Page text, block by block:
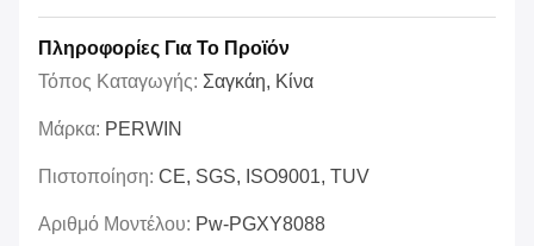
Πληροφορίες Για Το Προϊόν
Τόπος Καταγωγής: Σαγκάη, Κίνα
Μάρκα: PERWIN
Πιστοποίηση: CE, SGS, ISO9001, TUV
Αριθμό Μοντέλου: Pw-PGXY8088